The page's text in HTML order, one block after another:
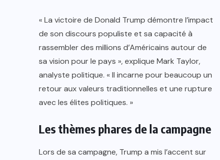
« La victoire de Donald Trump démontre l’impact
de son discours populiste et sa capacité à
rassembler des millions d’Américains autour de
sa vision pour le pays », explique Mark Taylor,
analyste politique. « Il incarne pour beaucoup un
retour aux valeurs traditionnelles et une rupture
avec les élites politiques. »
Les thèmes phares de la campagne
Lors de sa campagne, Trump a mis l’accent sur